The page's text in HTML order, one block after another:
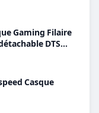
Gaming Filaire
DTS
Casque